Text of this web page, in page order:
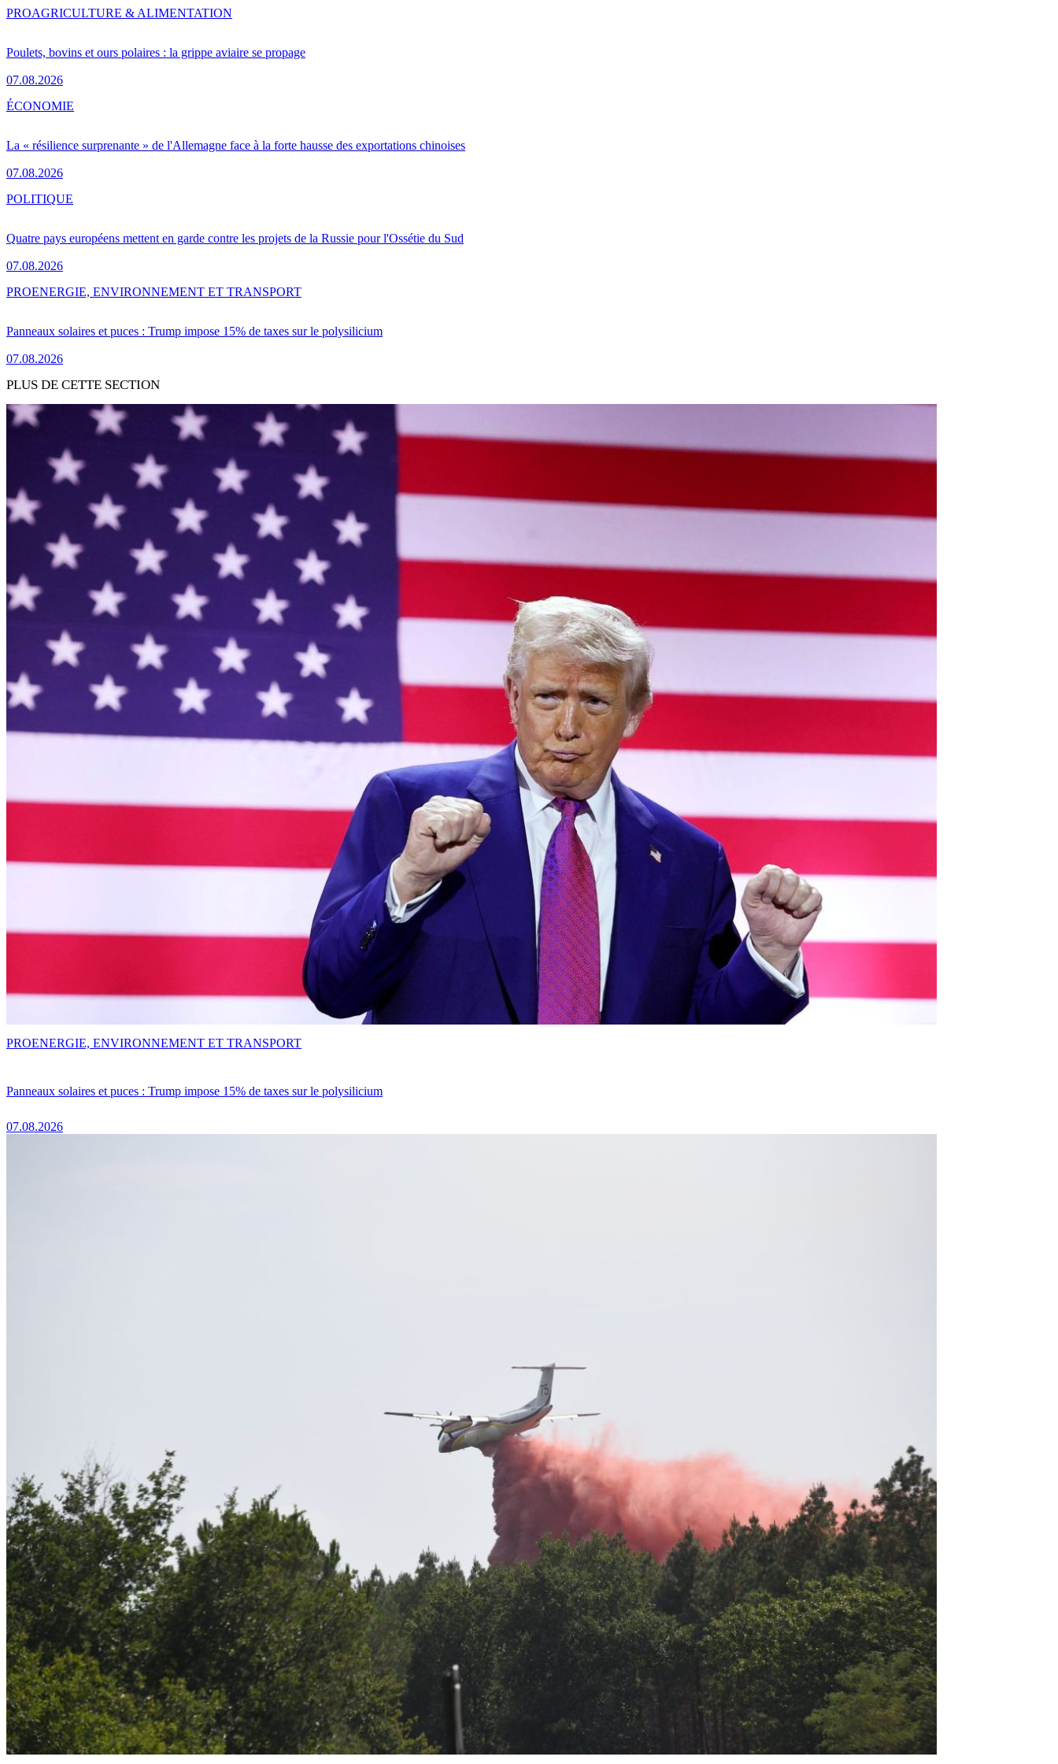
Poulets, bovins et ours polaires : la grippe aviaire se propage
07.08.2026
PROAGRICULTURE & ALIMENTATION
La « résilience surprenante » de l'Allemagne face à la forte hausse des exportations chinoises
07.08.2026
ÉCONOMIE
Quatre pays européens mettent en garde contre les projets de la Russie pour l'Ossétie du Sud
07.08.2026
POLITIQUE
Panneaux solaires et puces : Trump impose 15% de taxes sur le polysilicium
07.08.2026
PROENERGIE, ENVIRONNEMENT ET TRANSPORT
PLUS DE CETTE SECTION
Panneaux solaires et puces : Trump impose 15% de taxes sur le polysilicium
07.08.2026
PROENERGIE, ENVIRONNEMENT ET TRANSPORT